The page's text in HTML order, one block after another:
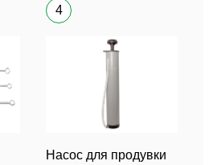
4
Насос для продувки